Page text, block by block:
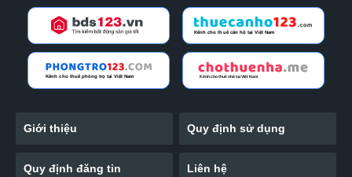
Giới thiệu Quy định sử dụng
Quy định đăng tin Liên hệ